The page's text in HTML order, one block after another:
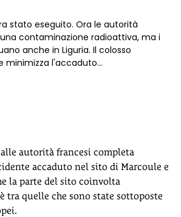
stato eseguito. Ora le autorità
contaminazione radioattiva, ma i
anche in Liguria. Il colosso
minimizza l'accaduto...
alle autorità francesi completa
accaduto nel sito di Marcoule e
la parte del sito coinvolta
tra quelle che sono state sottoposte